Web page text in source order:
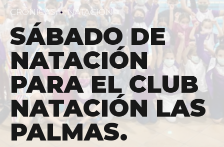
CRÓNICAS NATACIÓN
SÁBADO DE
NATACIÓN
PARA EL CLUB
NATACIÓN LAS
PALMAS.